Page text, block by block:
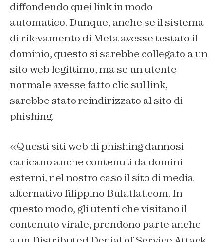
diffondendo quei link in modo
automatico. Dunque, anche se il sistema
di rilevamento di Meta avesse testato il
dominio, questo si sarebbe collegato a un
sito web legittimo, ma se un utente
normale avesse fatto clic sul link,
sarebbe stato reindirizzato al sito di
phishing.
«Questi siti web di phishing dannosi
caricano anche contenuti da domini
esterni, nel nostro caso il sito di media
alternativo filippino Bulatlat.com. In
questo modo, gli utenti che visitano il
contenuto virale, prendono parte anche